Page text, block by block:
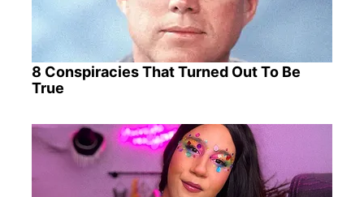
8 Conspiracies That Turned Out To Be
True